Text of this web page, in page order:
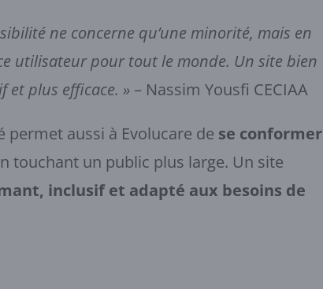
ne concerne qu’une minorité, mais en
utilisateur pour tout le monde. Un site bien
et plus efficace. » – Nassim Yousfi CECIAA
permet aussi à Evolucare de se conformer
touchant un public plus large. Un site
inclusif et adapté aux besoins de